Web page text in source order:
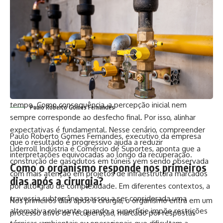
Inicialmente, é importante entender que a expectativa
influencia diretamente a forma como o paciente interpreta
as mudanças após a cirurgia. Haeckel Cabral Moraes
destaca que, quando há uma expectativa de resultado
imediato, pequenas variações podem ser vistas de forma
negativa.
Além disso, o pós-operatório envolve fases distintas, nas
quais o aspecto do resultado pode variar ao longo do
tempo. Como consequência, a percepção inicial nem
sempre corresponde ao desfecho final. Por isso, alinhar
expectativas é fundamental. Nesse cenário, compreender
que o resultado é progressivo ajuda a reduzir
interpretações equivocadas ao longo da recuperação.
Como o organismo responde nos primeiros
dias após a cirurgia?
Nos primeiros dias após a cirurgia, o organismo entra em um
processo ativo de recuperação, marcado por respostas
Paulo Roberto Gomes Fernandes
Paulo Roberto Gomes Fernandes, executivo da empresa
Liderroll Indústria e Comércio de Suportes, aponta que a
construção de gasodutos em túneis vem sendo observada
com mais atenção em projetos de infraestrutura marcados
por alto grau de complexidade. Em diferentes contextos, a
travessia subterrânea passou a ser considerada uma
alternativa relevante quando a superfície impõe restrições